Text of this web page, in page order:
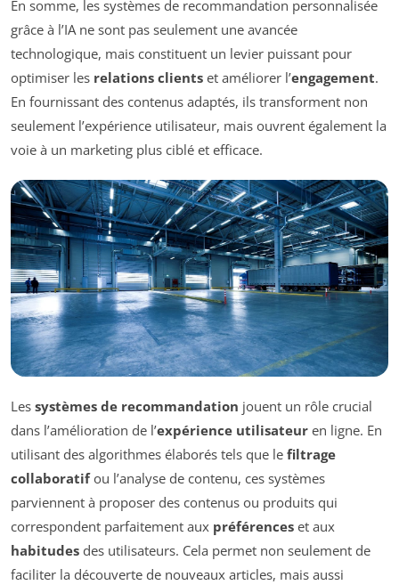
En somme, les systèmes de recommandation personnalisée
grâce à l’IA ne sont pas seulement une avancée
technologique, mais constituent un levier puissant pour
optimiser les relations clients et améliorer l’engagement.
En fournissant des contenus adaptés, ils transforment non
seulement l’expérience utilisateur, mais ouvrent également la
voie à un marketing plus ciblé et efficace.
Les systèmes de recommandation jouent un rôle crucial
dans l’amélioration de l’expérience utilisateur en ligne. En
utilisant des algorithmes élaborés tels que le filtrage
collaboratifou l’analyse de contenu, ces systèmes
parviennent à proposer des contenus ou produits qui
correspondent parfaitement aux préférences et aux
habitudes des utilisateurs. Cela permet non seulement de
faciliter la découverte de nouveaux articles, mais aussi